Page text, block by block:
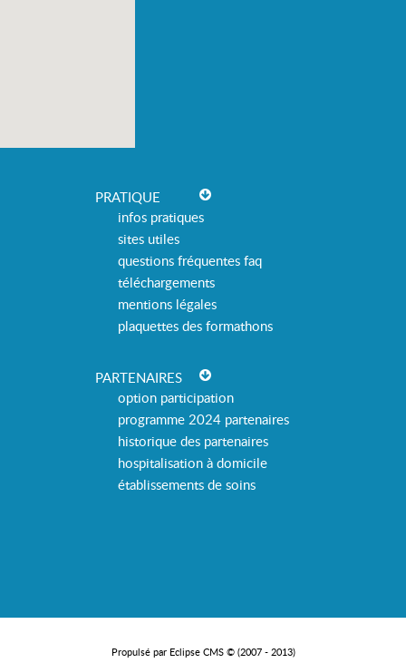
PRATIQUE
infos pratiques
sites utiles
questions fréquentes faq
téléchargements
mentions légales
plaquettes des formathons
PARTENAIRES
option participation
programme 2024 partenaires
historique des partenaires
hospitalisation à domicile
établissements de soins
Propulsé par Eclipse CMS © (2007 - 2013)